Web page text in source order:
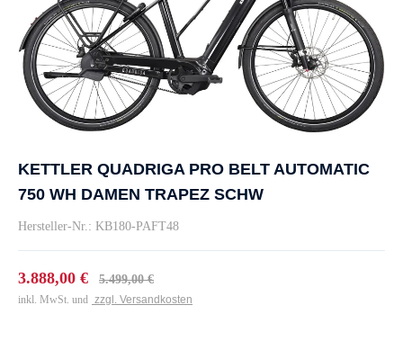
KETTLER QUADRIGA PRO BELT AUTOMATIC
750 WH DAMEN TRAPEZ SCHW
Hersteller-Nr.: KB180-PAFT48
3.888,00 € 5.499,00 €
inkl. MwSt. und zzgl. Versandkosten